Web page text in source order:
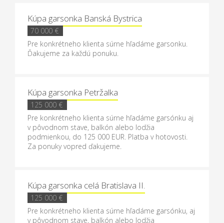
Kúpa garsonka Banská Bystrica
70 000 €
Pre konkrétneho klienta súrne hľadáme garsonku.
Ďakujeme za každú ponuku.
Kúpa garsonka Petržalka
125 000 €
Pre konkrétneho klienta súrne hľadáme garsónku aj
v pôvodnom stave, balkón alebo lodžia
podmienkou, do 125 000 EUR. Platba v hotovosti.
Za ponuky vopred ďakujeme.
Kúpa garsonka celá Bratislava II.
125 000 €
Pre konkrétneho klienta súrne hľadáme garsónku, aj
v pôvodnom stave, balkón alebo lodžia